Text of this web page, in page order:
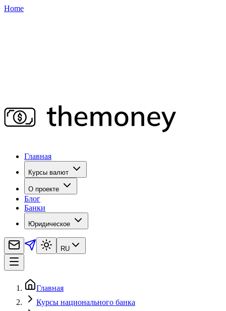
Home
Главная
Курсы валют
О проекте
Блог
Банки
Юридическое
RU
Главная
Курсы национального банка